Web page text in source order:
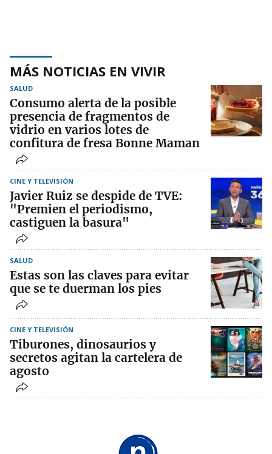
MÁS NOTICIAS EN VIVIR
SALUD
Consumo alerta de la posible
presencia de fragmentos de
vidrio en varios lotes de
confitura de fresa Bonne Maman
CINE Y TELEVISIÓN
Javier Ruiz se despide de TVE:
"Premien el periodismo,
castiguen la basura"
SALUD
Estas son las claves para evitar
que se te duerman los pies
CINE Y TELEVISIÓN
Tiburones, dinosaurios y
secretos agitan la cartelera de
agosto